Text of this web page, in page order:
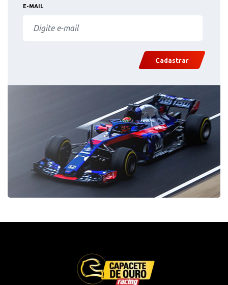
E-MAIL
Cadastrar